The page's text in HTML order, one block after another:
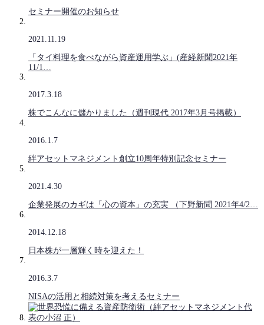
セミナー開催のお知らせ
2021.11.19
「タイ料理を食べながら資産運用学ぶ」(産経新聞2021年
11/1…
2017.3.18
株でこんなに儲かりました（週刊現代 2017年3月号掲載）
2016.1.7
絆アセットマネジメント創立10周年特別記念セミナー
2021.4.30
企業発展のカギは「心の資本」の充実 （下野新聞 2021年4/2…
2014.12.18
日本株が一層輝く時を迎えた！
2016.3.7
NISAの活用と相続対策を考えるセミナー